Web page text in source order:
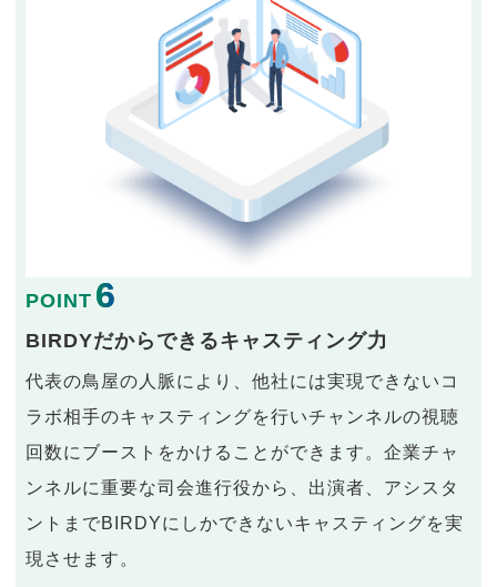
POINT 6
BIRDYだからできるキャスティング力
代表の鳥屋の人脈により、他社には実現できないコ
ラボ相手のキャスティングを行いチャンネルの視聴
回数にブーストをかけることができます。企業チャ
ンネルに重要な司会進行役から、出演者、アシスタ
ントまでBIRDYにしかできないキャスティングを実
現させます。